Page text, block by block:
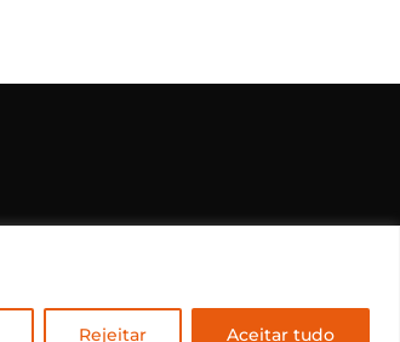
Rejeitar Aceitar tudo